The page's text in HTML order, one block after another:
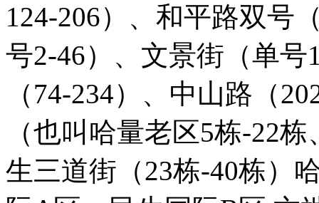
124-206）、和平路双号
号2-46）、文景街（单号
（74-234）、中山路（
（也叫哈量老区5栋-22
生三道街（23栋-40栋）